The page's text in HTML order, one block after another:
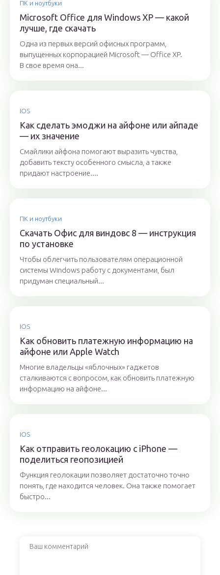
ПК и ноутбуки
Microsoft Office для Windows XP — какой
лучше, где скачать
Одна из первых версий офисных программ,
выпущенных корпорацией Microsoft — Office XP.
В свое время она...
IOS
Как сделать эмоджи на айфоне или айпаде
— их значение
Смайлики айфона помогают выразить чувства,
добавить тексту особенного смысла, а также
придают настроение....
ПК и ноутбуки
Скачать Офис для виндовс 8 — инструкция
по установке
Чтобы облегчить пользователям операционной
системы Windows работу с документами, был
придуман специальный...
IOS
Как обновить платежную информацию на
айфоне или Apple Watch
Многие владельцы «яблочных» гаджетов
сталкиваются с вопросом, как обновить платежную
информацию на айфоне...
IOS
Как отправить геолокацию с iPhone —
поделиться геопозицией
Функция геолокации позволяет достаточно точно
понять, где находится человек. Она также помогает
быстро...